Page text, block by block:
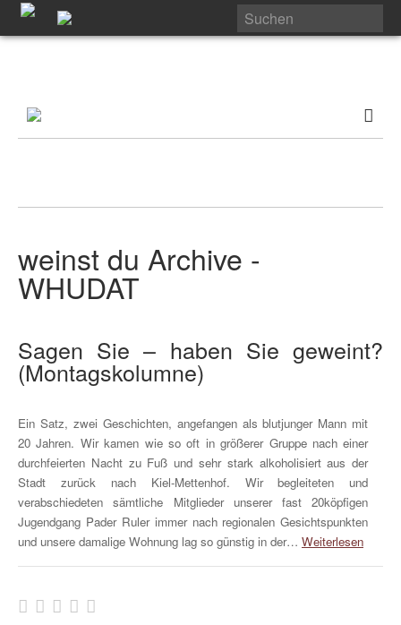
weinst du Archive -
WHUDAT
Sagen Sie – haben Sie geweint?
(Montagskolumne)
Ein Satz, zwei Geschichten, angefangen als blutjunger Mann mit
20 Jahren. Wir kamen wie so oft in größerer Gruppe nach einer
durchfeierten Nacht zu Fuß und sehr stark alkoholisiert aus der
Stadt zurück nach Kiel-Mettenhof. Wir begleiteten und
verabschiedeten sämtliche Mitglieder unserer fast 20köpfigen
Jugendgang Pader Ruler immer nach regionalen Gesichtspunkten
und unsere damalige Wohnung lag so günstig in der… Weiterlesen